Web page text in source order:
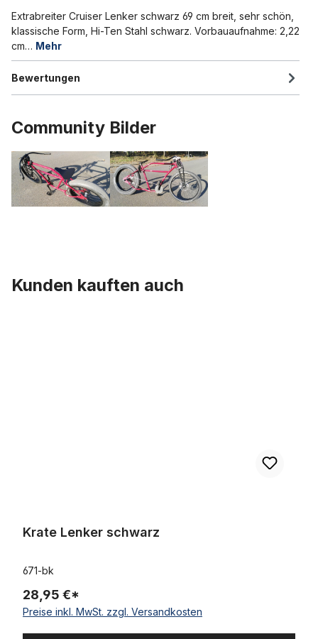
Extrabreiter Cruiser Lenker schwarz 69 cm breit, sehr schön,
klassische Form, Hi-Ten Stahl schwarz. Vorbauaufnahme: 2,22
cm… Mehr
Bewertungen
Community Bilder
Kunden kauften auch
Krate Lenker schwarz
671-bk
28,95 €*
Preise inkl. MwSt. zzgl. Versandkosten